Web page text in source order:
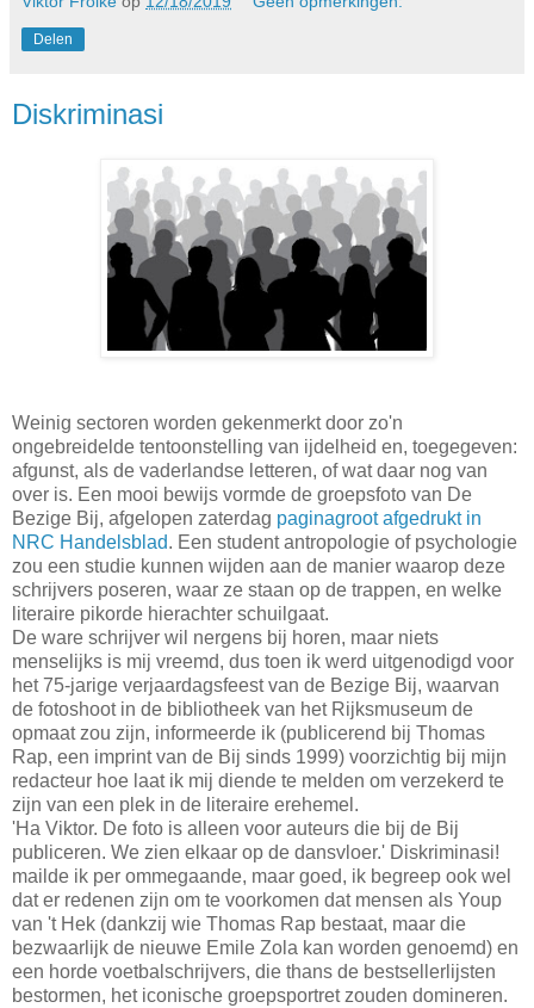
Delen
Diskriminasi
Weinig sectoren worden gekenmerkt door zo'n
ongebreidelde tentoonstelling van ijdelheid en, toegegeven:
afgunst, als de vaderlandse letteren, of wat daar nog van
over is. Een mooi bewijs vormde de groepsfoto van De
Bezige Bij, afgelopen zaterdag paginagroot afgedrukt in
NRC Handelsblad. Een student antropologie of psychologie
zou een studie kunnen wijden aan de manier waarop deze
schrijvers poseren, waar ze staan op de trappen, en welke
literaire pikorde hierachter schuilgaat.
De ware schrijver wil nergens bij horen, maar niets
menselijks is mij vreemd, dus toen ik werd uitgenodigd voor
het 75-jarige verjaardagsfeest van de Bezige Bij, waarvan
de fotoshoot in de bibliotheek van het Rijksmuseum de
opmaat zou zijn, informeerde ik (publicerend bij Thomas
Rap, een imprint van de Bij sinds 1999) voorzichtig bij mijn
redacteur hoe laat ik mij diende te melden om verzekerd te
zijn van een plek in de literaire erehemel.
'Ha Viktor. De foto is alleen voor auteurs die bij de Bij
publiceren. We zien elkaar op de dansvloer.' Diskriminasi!
mailde ik per ommegaande, maar goed, ik begreep ook wel
dat er redenen zijn om te voorkomen dat mensen als Youp
van 't Hek (dankzij wie Thomas Rap bestaat, maar die
bezwaarlijk de nieuwe Emile Zola kan worden genoemd) en
een horde voetbalschrijvers, die thans de bestsellerlijsten
bestormen, het iconische groepsportret zouden domineren.